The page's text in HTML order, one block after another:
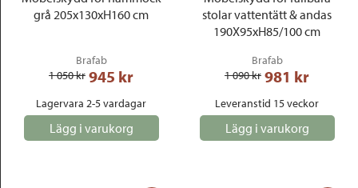
grå 205x130xH160 cm
Brafab
1 050 kr 945 kr
Lagervara 2-5 vardagar
Lägg i varukorg
stolar vattentätt & andas
190X95xH85/100 cm
Brafab
1 090 kr 981 kr
Leveranstid 15 veckor
Lägg i varukorg